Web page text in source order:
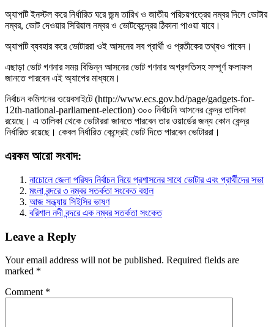
অ্যাপটি ইনস্টল করে নির্ধারিত ঘরে জন্ম তারিখ ও জাতীয় পরিচয়পত্রের নম্বর দিলে ভোটার
নম্বর, ভোট দেওয়ার সিরিয়াল নম্বর ও ভোটকেন্দ্রের ঠিকানা পাওয়া যাবে।
অ্যাপটি ব্যবহার করে ভোটাররা ওই আসনের সব প্রার্থী ও প্রতীকের তথ্যও পাবেন।
এছাড়া ভোট গণনার সময় বিভিন্ন আসনের ভোট গণনার অগ্রগতিসহ সম্পূর্ণ ফলাফল
জানতে পারবেন এই অ্যাপের মাধ্যমে।
নির্বাচন কমিশনের ওয়েবসাইটে (http://www.ecs.gov.bd/page/gadgets-for-
12th-national-parliament-election) ৩০০ নির্বাচনি আসনের কেন্দ্র তালিকা
রয়েছে। এ তালিকা থেকে ভোটাররা জানতে পারবেন তার ওয়ার্ডের জন্য কোন কেন্দ্র
নির্ধারিত রয়েছে। কেবল নির্ধারিত কেন্দ্রেই ভোট দিতে পারবেন ভোটাররা।
এরকম আরো সংবাদ:
নাচোলে জেলা পরিষদ নির্বাচন নিয়ে প্রশাসনের সাথে ভোটার এবং প্রার্থীদের সভা
মংলা বন্দরে ৩ নম্বর সতর্কতা সংকেত বহাল
আজ সন্ধ্যায় সিইসির ভাষণ
বরিশাল নদী বন্দরে এক নম্বর সতর্কতা সংকেত
Leave a Reply
Your email address will not be published. Required fields are
marked *
Comment *